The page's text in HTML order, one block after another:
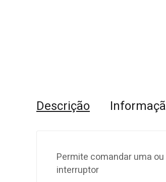
Descrição
Permite comandar uma
interruptor